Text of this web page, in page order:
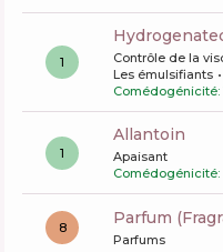
1 Contrôle de la
Les émulsifiants
Comédogénicité:
1
allantoin
Apaisant
Comédogénicité:
8 Parfum
Parfums